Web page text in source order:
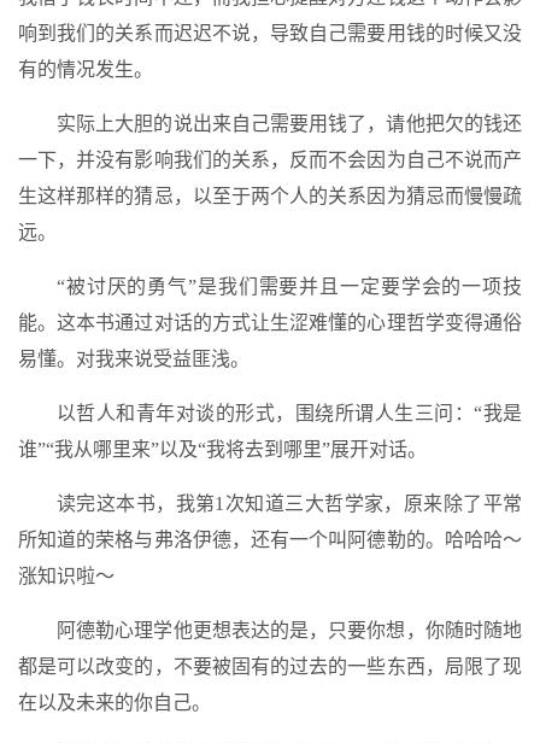
响到我们的关系而迟迟不说，导致自己需要用钱的时候又没
有的情况发生。
实际上大胆的说出来自己需要用钱了，请他把欠的钱还
一下，并没有影响我们的关系，反而不会因为自己不说而产
生这样那样的猜忌，以至于两个人的关系因为猜忌而慢慢疏
远。
“被讨厌的勇气”是我们需要并且一定要学会的一项技
能。这本书通过对话的方式让生涩难懂的心理哲学变得通俗
易懂。对我来说受益匪浅。
以哲人和青年对谈的形式，围绕所谓人生三问：“我是
谁”“我从哪里来”以及“我将去到哪里”展开对话。
读完这本书，我第1次知道三大哲学家，原来除了平常
所知道的荣格与弗洛伊德，还有一个叫阿德勒的。哈哈哈～
涨知识啦～
阿德勒心理学他更想表达的是，只要你想，你随时随地
都是可以改变的，不要被固有的过去的一些东西，局限了现
在以及未来的你自己。